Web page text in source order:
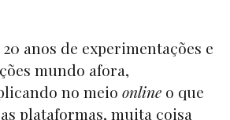
20 anos de experimentações e
mundo afora,
no meio online o que
plataformas, muita coisa